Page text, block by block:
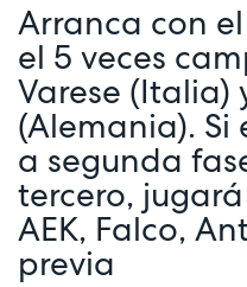
Arranca con
el 5 veces
Varese (Italia)
(Alemania). Si
a segunda
tercero,
AEK, Falco,
previa